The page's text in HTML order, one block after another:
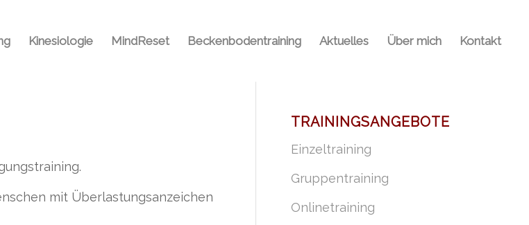
Kinesiologie MindReset Beckenbodentraining Aktuelles Über mich Kontakt
mit Überlastungsanzeichen
TRAININGSANGEBOTE
Einzeltraining
Gruppentraining
Onlinetraining